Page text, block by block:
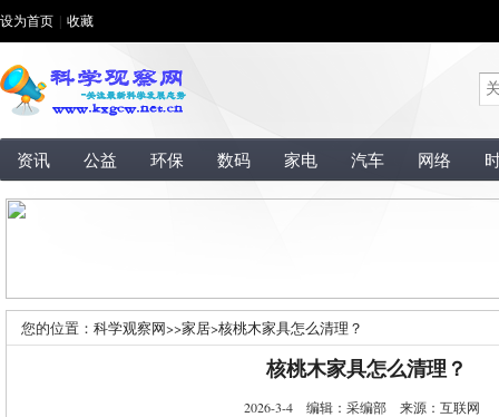
设为首页 收藏
资讯 公益 环保 数码 家电 汽车 网络
您的位置： 科学观察网>>家居>核桃木家具怎么清理？
核桃木家具怎么清理？
2026-3-4 编辑：采编部 来源：互联网